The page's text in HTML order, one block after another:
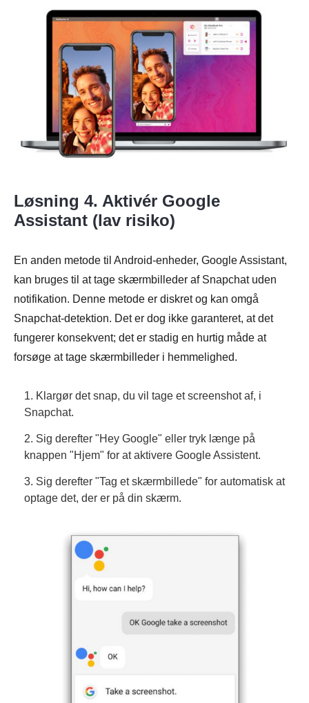
Løsning 4. Aktivér Google
Assistant (lav risiko)
En anden metode til Android-enheder, Google Assistant,
kan bruges til at tage skærmbilleder af Snapchat uden
notifikation. Denne metode er diskret og kan omgå
Snapchat-detektion. Det er dog ikke garanteret, at det
fungerer konsekvent; det er stadig en hurtig måde at
forsøge at tage skærmbilleder i hemmelighed.
1. Klargør det snap, du vil tage et screenshot af, i
Snapchat.
2. Sig derefter "Hey Google" eller tryk længe på
knappen "Hjem" for at aktivere Google Assistent.
3. Sig derefter "Tag et skærmbillede" for automatisk at
optage det, der er på din skærm.